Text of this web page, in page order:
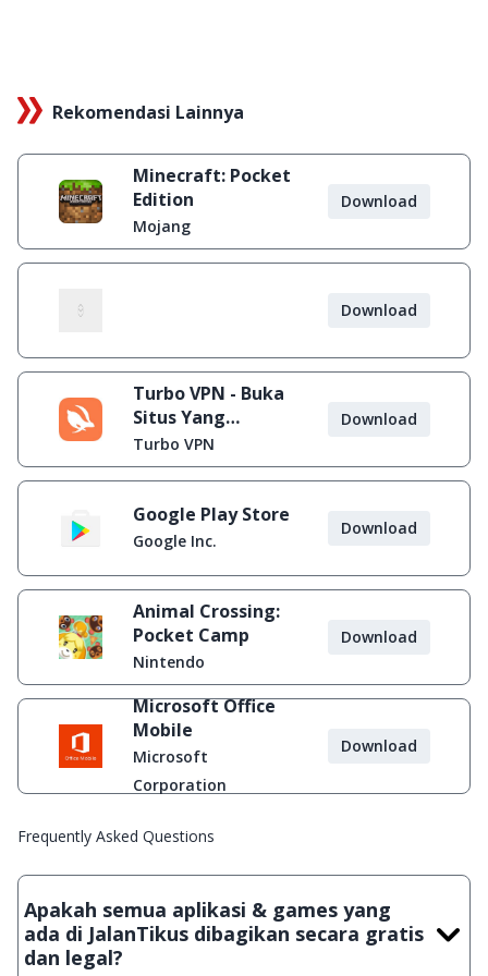
Rekomendasi Lainnya
Minecraft: Pocket
Edition
Mojang
Download
Download
Turbo VPN - Buka
Situs Yang
Diblokir
Turbo VPN
Download
Google Play Store
Google Inc.
Download
Animal Crossing:
Pocket Camp
Nintendo
Download
Microsoft Office
Mobile
Microsoft
Corporation
Download
Frequently Asked Questions
Apakah semua aplikasi & games yang
ada di JalanTikus dibagikan secara gratis
dan legal?